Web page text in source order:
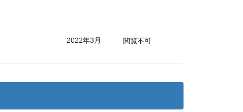
2022年3月 閲覧不可